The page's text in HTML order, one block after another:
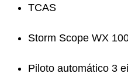
TCAS
Storm Scope WX
Piloto automático 3